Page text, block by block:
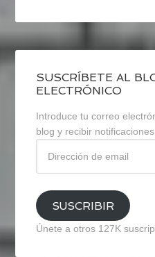
SUSCRÍBETE AL
ELECTRÓNICO
Introduce tu correo
blog y recibir
email
SUSCRIBIR
Únete a otros 127K